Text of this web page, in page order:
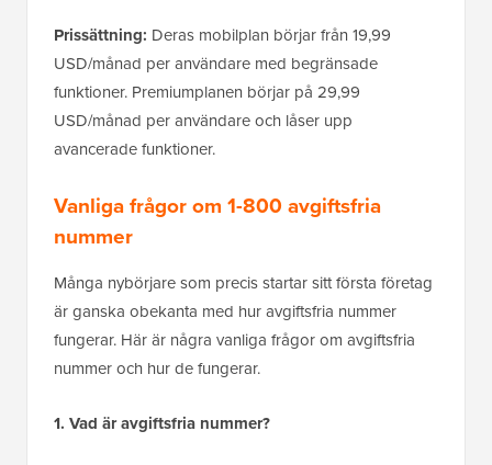
Prissättning: Deras mobilplan börjar från 19,99
USD/månad per användare med begränsade
funktioner. Premiumplanen börjar på 29,99
USD/månad per användare och låser upp
avancerade funktioner.
Vanliga frågor om 1-800 avgiftsfria
nummer
Många nybörjare som precis startar sitt första företag
är ganska obekanta med hur avgiftsfria nummer
fungerar. Här är några vanliga frågor om avgiftsfria
nummer och hur de fungerar.
1. Vad är avgiftsfria nummer?